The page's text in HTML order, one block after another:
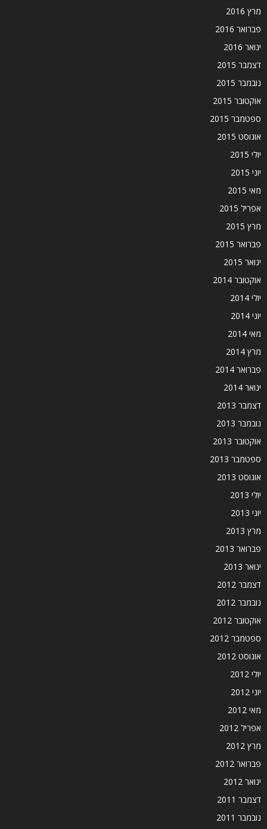
מרץ 2016
פברואר 2016
ינואר 2016
דצמבר 2015
נובמבר 2015
אוקטובר 2015
ספטמבר 2015
אוגוסט 2015
יולי 2015
יוני 2015
מאי 2015
אפריל 2015
מרץ 2015
פברואר 2015
ינואר 2015
אוקטובר 2014
יולי 2014
יוני 2014
מאי 2014
מרץ 2014
פברואר 2014
ינואר 2014
דצמבר 2013
נובמבר 2013
אוקטובר 2013
ספטמבר 2013
אוגוסט 2013
יולי 2013
יוני 2013
מרץ 2013
פברואר 2013
ינואר 2013
דצמבר 2012
נובמבר 2012
אוקטובר 2012
ספטמבר 2012
אוגוסט 2012
יולי 2012
יוני 2012
מאי 2012
אפריל 2012
מרץ 2012
פברואר 2012
ינואר 2012
דצמבר 2011
נובמבר 2011